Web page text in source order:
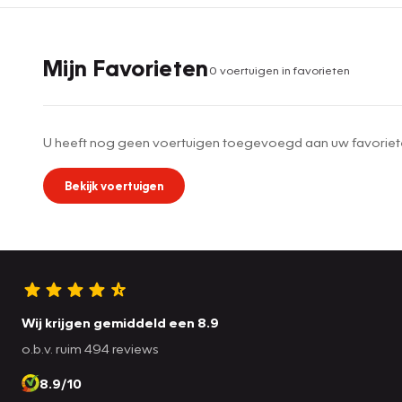
Mijn Favorieten0 voertuigen in favorieten
U heeft nog geen voertuigen toegevoegd aan uw
Bekijk voertuigen
Wij krijgen gemiddeld een 8.9
o.b.v. ruim 494 reviews
8.9/10